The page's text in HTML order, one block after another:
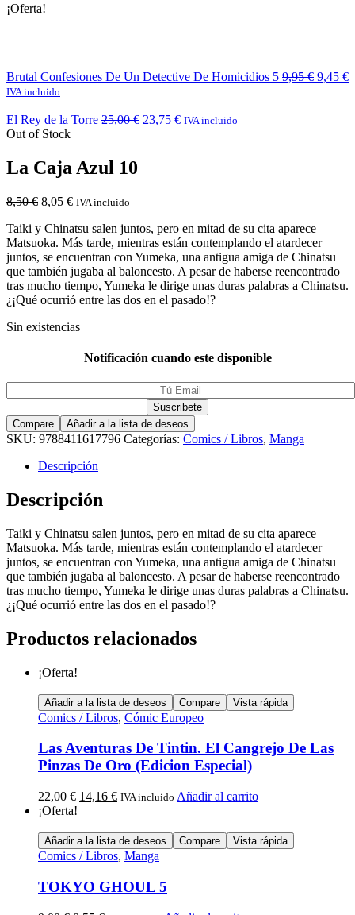
¡Oferta!
Brutal Confesiones De Un Detective De Homicidios 5 9,95€ 9,45 €
IVA incluido
El Rey de la Torre 25,00€ 23,75 € IVA incluido
Out of Stock
La Caja Azul 10
8,50€ 8,05 € IVA incluido
Taiki y Chinatsu salen juntos, pero en mitad de su cita aparece
Matsuoka. Más tarde, mientras están contemplando el atardecer
juntos, se encuentran con Yumeka, una antigua amiga de Chinatsu
que también jugaba al baloncesto. A pesar de haberse reencontrado
tras mucho tiempo, Yumeka le dirige unas duras palabras a Chinatsu.
¿¡Qué ocurrió entre las dos en el pasado!?
Sin existencias
Notificación cuando este disponible
Compare Añadir a la lista de deseos
SKU: 9788411617796 Categorías: Comics / Libros, Manga
Descripción
Descripción
Taiki y Chinatsu salen juntos, pero en mitad de su cita aparece
Matsuoka. Más tarde, mientras están contemplando el atardecer
juntos, se encuentran con Yumeka, una antigua amiga de Chinatsu
que también jugaba al baloncesto. A pesar de haberse reencontrado
tras mucho tiempo, Yumeka le dirige unas duras palabras a Chinatsu.
¿¡Qué ocurrió entre las dos en el pasado!?
Productos relacionados
¡Oferta!
Añadir a la lista de deseos Compare Vista rápida
Comics / Libros, Cómic Europeo
Las Aventuras De Tintin. El Cangrejo De Las
Pinzas De Oro (Edicion Especial)
22,00€ 14,16 € IVA incluido Añadir al carrito
¡Oferta!
Añadir a la lista de deseos Compare Vista rápida
Comics / Libros, Manga
TOKYO GHOUL 5